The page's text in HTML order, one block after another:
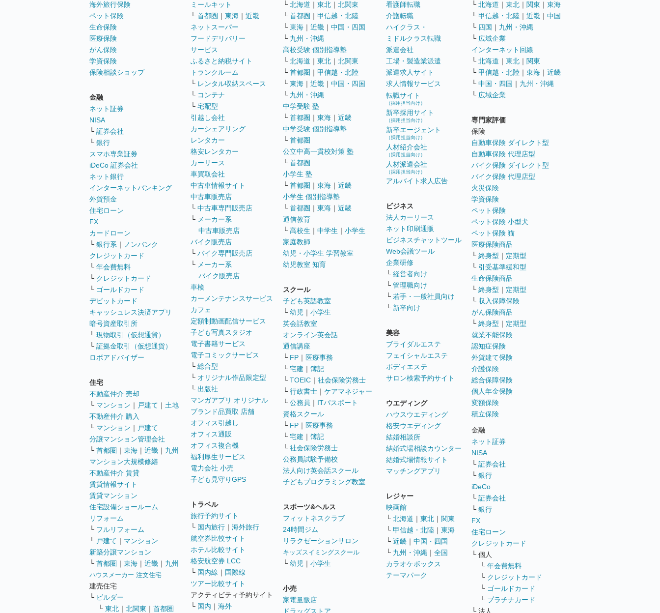
海外旅行保険
ペット保険
生命保険
医療保険
がん保険
学資保険
保険相談ショップ
金融
ネット証券
NISA
└ 証券会社
└ 銀行
スマホ専業証券
iDeCo 証券会社
ネット銀行
インターネットバンキング
外貨預金
住宅ローン
FX
カードローン
└ 銀行系 ｜
ノンバンク
クレジットカード
└ 年会費無料
└ クレジットカード
└ ゴールドカード
デビットカード
キャッシュレス決済アプリ
暗号資産取引所
└ 現物取引（仮想通貨）
└ 証拠金取引（仮想通貨）
ロボアドバイザー
住宅
不動産仲介 売却
└ マンション ｜ 戸建て ｜ 土地
不動産仲介 購入
└ マンション ｜ 戸建て
分譲マンション管理会社
└ 首都圏 ｜ 東海 ｜ 近畿 ｜ 九州
マンション大規模修繕
不動産仲介 賃貸
賃貸情報サイト
賃貸マンション
住宅設備ショールーム
リフォーム
└ フルリフォーム
└ 戸建て ｜ マンション
新築分譲マンション
└ 首都圏 ｜ 東海 ｜ 近畿 ｜ 九州
ハウスメーカー 注文住宅
建売住宅
└ ビルダー
└ 東北 ｜ 北関東 ｜ 首都圏
ミールキット
└ 首都圏 ｜ 東海 ｜ 近畿
ネットスーパー
フードデリバリー
サービス
ふるさと納税サイト
トランクルーム
└ レンタル収納スペース
└ コンテナ
└ 宅配型
引越し会社
カーシェアリング
レンタカー
格安レンタカー
カーリース
車買取会社
中古車情報サイト
中古車販売店
└ 中古車専門販売店
└ メーカー系
中古車販売店
バイク販売店
└ バイク専門販売店
└ メーカー系
バイク販売店
車検
カーメンテナンスサービス
カフェ
定額制動画配信サービス
子ども写真スタジオ
電子書籍サービス
電子コミックサービス
└ 総合型
└ オリジナル作品限定型
└ 出版社
マンガアプリ オリジナル
ブランド品買取 店舗
オフィス引越し
オフィス通販
オフィス複合機
福利厚生サービス
電力会社 小売
子ども見守りGPS
トラベル
旅行予約サイト
└ 国内旅行 ｜ 海外旅行
航空券比較サイト
ホテル比較サイト
格安航空券 LCC
└ 国内線 ｜ 国際線
ツアー比較サイト
アクティビティ予約サイト
└ 国内 ｜ 海外
└ 北海道 ｜ 東北 ｜ 北関東
└ 首都圏 ｜ 甲信越・北陸
└ 東海 ｜ 近畿 ｜ 中国・四国
└ 九州・沖縄
高校受験 個別指導塾
└ 北海道 ｜ 東北 ｜ 北関東
└ 首都圏 ｜ 甲信越・北陸
└ 東海 ｜ 近畿 ｜ 中国・四国
└ 九州・沖縄
中学受験 塾
└ 首都圏 ｜ 東海 ｜ 近畿
中学受験 個別指導塾
└ 首都圏
公立中高一貫校対策 塾
└ 首都圏
小学生 塾
└ 首都圏 ｜ 東海 ｜ 近畿
小学生 個別指導塾
└ 首都圏 ｜ 東海 ｜ 近畿
通信教育
└ 高校生 ｜ 中学生 ｜ 小学生
家庭教師
幼児・小学生 学習教室
幼児教室 知育
スクール
子ども英語教室
└ 幼児 ｜ 小学生
英会話教室
オンライン英会話
通信講座
└ FP ｜ 医療事務
└ 宅建 ｜ 簿記
└ TOEIC ｜ 社会保険労務士
└ 行政書士 ｜ ケアマネジャー
└ 公務員 ｜ ITパスポート
資格スクール
└ FP ｜ 医療事務
└ 宅建 ｜ 簿記
└ 社会保険労務士
公務員試験予備校
法人向け英会話スクール
子どもプログラミング教室
スポーツ&ヘルス
フィットネスクラブ
24時間ジム
リラクゼーションサロン
キッズスイミングスクール
└ 幼児 ｜ 小学生
小売
家電量販店
ドラッグストア
看護師転職
介護転職
ハイクラス・
ミドルクラス転職
派遣会社
工場・製造業派遣
派遣求人サイト
求人情報サービス
転職サイト
（採用担当向け）
新卒採用サイト
（採用担当向け）
新卒エージェント
（採用担当向け）
人材紹介会社
（採用担当向け）
人材派遣会社
（採用担当向け）
アルバイト求人広告
ビジネス
法人カーリース
ネット印刷通販
ビジネスチャットツール
Web会議ツール
企業研修
└ 経営者向け
└ 管理職向け
└ 若手・一般社員向け
└ 新卒向け
美容
ブライダルエステ
フェイシャルエステ
ボディエステ
サロン検索予約サイト
ウエディング
ハウスウエディング
格安ウエディング
結婚相談所
結婚式場相談カウンター
結婚式場情報サイト
マッチングアプリ
レジャー
映画館
└ 北海道 ｜ 東北 ｜ 関東
└ 甲信越・北陸 ｜ 東海
└ 近畿 ｜ 中国・四国
└ 九州・沖縄 ｜ 全国
カラオケボックス
テーマパーク
└ 北海道 ｜ 東北 ｜ 関東 ｜ 東海
└ 甲信越・北陸 ｜ 近畿 ｜ 中国
└ 四国 ｜ 九州・沖縄
└ 広域企業
インターネット回線
└ 北海道 ｜ 東北 ｜ 関東
└ 甲信越・北陸 ｜ 東海 ｜ 近畿
└ 中国・四国 ｜ 九州・沖縄
└ 広域企業
専門家評価
保険
自動車保険 ダイレクト型
自動車保険 代理店型
バイク保険 ダイレクト型
バイク保険 代理店型
火災保険
学資保険
ペット保険
ペット保険 小型犬
ペット保険 猫
医療保険商品
└ 終身型 ｜ 定期型
└ 引受基準緩和型
生命保険商品
└ 終身型 ｜ 定期型
└ 収入保障保険
がん保険商品
└ 終身型 ｜ 定期型
就業不能保険
認知症保険
外貨建て保険
介護保険
総合保障保険
個人年金保険
変額保険
積立保険
金融
ネット証券
NISA
└ 証券会社
└ 銀行
iDeCo
└ 証券会社
└ 銀行
FX
住宅ローン
クレジットカード
└ 個人
└ 年会費無料
└ クレジットカード
└ ゴールドカード
└ プラチナカード
└ 法人